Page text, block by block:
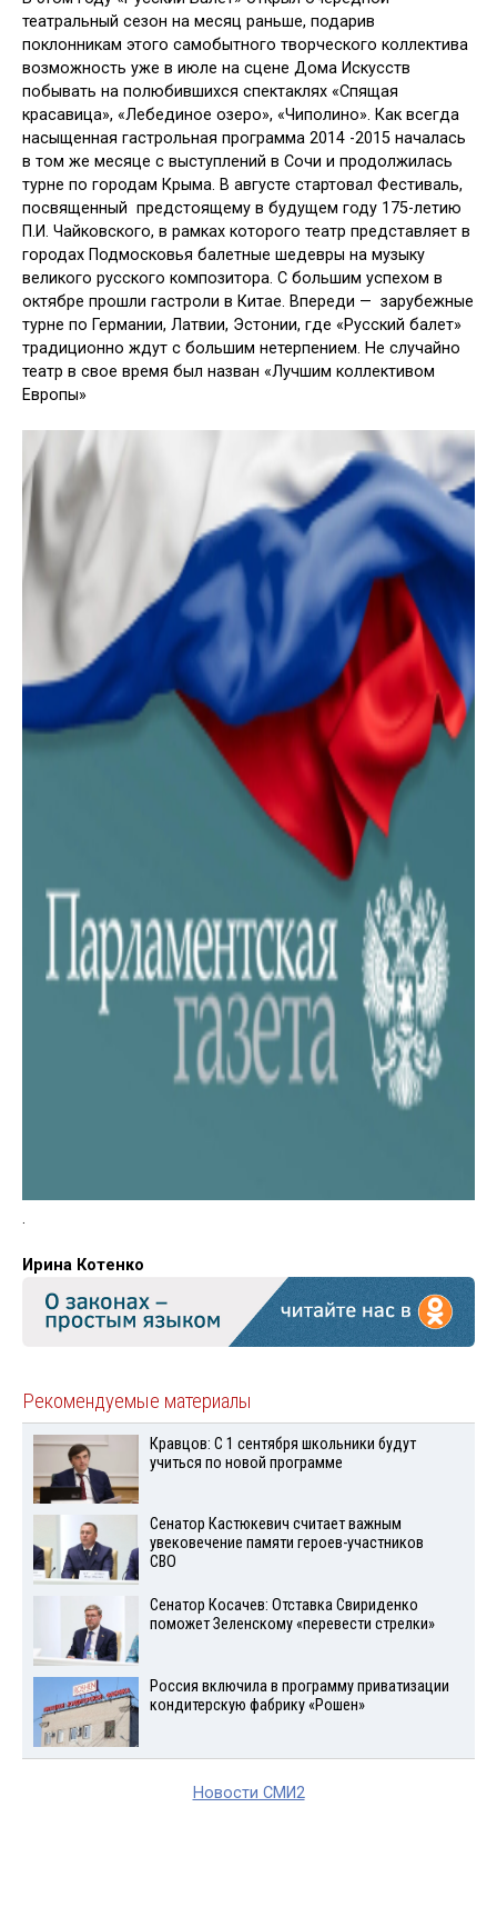
театральный сезон на месяц раньше, подарив
поклонникам этого самобытного творческого коллектива
возможность уже в июле на сцене Дома Искусств
побывать на полюбившихся спектаклях «Спящая
красавица», «Лебединое озеро», «Чиполино». Как всегда
насыщенная гастрольная программа 2014 -2015 началась
в том же месяце с выступлений в Сочи и продолжилась
турне по городам Крыма. В августе стартовал Фестиваль,
посвященный предстоящему в будущем году 175-летию
П.И. Чайковского, в рамках которого театр представляет в
городах Подмосковья балетные шедевры на музыку
великого русского композитора. С большим успехом в
октябре прошли гастроли в Китае. Впереди — зарубежные
турне по Германии, Латвии, Эстонии, где «Русский балет»
традиционно ждут с большим нетерпением. Не случайно
театр в свое время был назван «Лучшим коллективом
Европы»
.
Ирина Котенко
Рекомендуемые материалы
Кравцов: С 1 сентября школьники будут
учиться по новой программе
Сенатор Кастюкевич считает важным
увековечение памяти героев-участников
СВО
Сенатор Косачев: Отставка Свириденко
поможет Зеленскому «перевести стрелки»
Россия включила в программу приватизации
кондитерскую фабрику «Рошен»
Новости СМИ2